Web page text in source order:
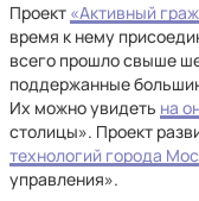
Проект «Активный
время к нему
всего прошло свыше
поддержанные
Их можно увидеть на
столицы». Проект
технологий города
управления».